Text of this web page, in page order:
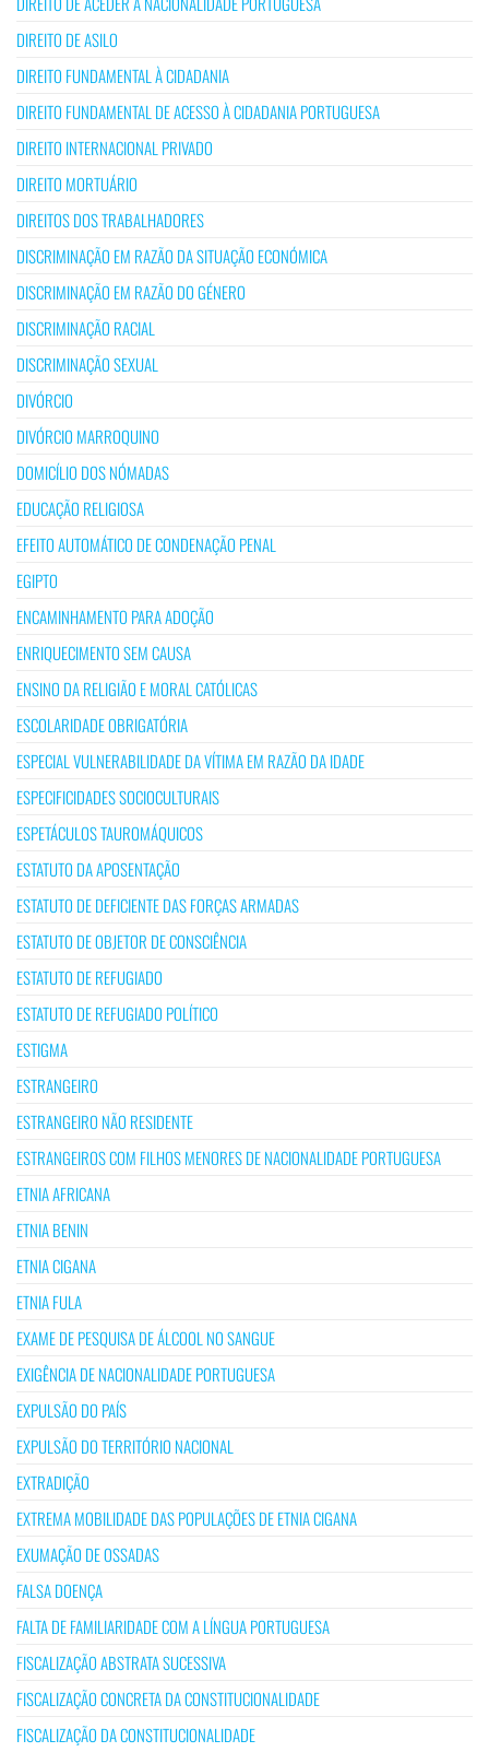
DIREITO DE ASILO
DIREITO FUNDAMENTAL À CIDADANIA
DIREITO FUNDAMENTAL DE ACESSO À CIDADANIA PORTUGUESA
DIREITO INTERNACIONAL PRIVADO
DIREITO MORTUÁRIO
DIREITOS DOS TRABALHADORES
DISCRIMINAÇÃO EM RAZÃO DA SITUAÇÃO ECONÓMICA
DISCRIMINAÇÃO EM RAZÃO DO GÉNERO
DISCRIMINAÇÃO RACIAL
DISCRIMINAÇÃO SEXUAL
DIVÓRCIO
DIVÓRCIO MARROQUINO
DOMICÍLIO DOS NÓMADAS
EDUCAÇÃO RELIGIOSA
EFEITO AUTOMÁTICO DE CONDENAÇÃO PENAL
EGIPTO
ENCAMINHAMENTO PARA ADOÇÃO
ENRIQUECIMENTO SEM CAUSA
ENSINO DA RELIGIÃO E MORAL CATÓLICAS
ESCOLARIDADE OBRIGATÓRIA
ESPECIAL VULNERABILIDADE DA VÍTIMA EM RAZÃO DA IDADE
ESPECIFICIDADES SOCIOCULTURAIS
ESPETÁCULOS TAUROMÁQUICOS
ESTATUTO DA APOSENTAÇÃO
ESTATUTO DE DEFICIENTE DAS FORÇAS ARMADAS
ESTATUTO DE OBJETOR DE CONSCIÊNCIA
ESTATUTO DE REFUGIADO
ESTATUTO DE REFUGIADO POLÍTICO
ESTIGMA
ESTRANGEIRO
ESTRANGEIRO NÃO RESIDENTE
ESTRANGEIROS COM FILHOS MENORES DE NACIONALIDADE PORTUGUESA
ETNIA AFRICANA
ETNIA BENIN
ETNIA CIGANA
ETNIA FULA
EXAME DE PESQUISA DE ÁLCOOL NO SANGUE
EXIGÊNCIA DE NACIONALIDADE PORTUGUESA
EXPULSÃO DO PAÍS
EXPULSÃO DO TERRITÓRIO NACIONAL
EXTRADIÇÃO
EXTREMA MOBILIDADE DAS POPULAÇÕES DE ETNIA CIGANA
EXUMAÇÃO DE OSSADAS
FALSA DOENÇA
FALTA DE FAMILIARIDADE COM A LÍNGUA PORTUGUESA
FISCALIZAÇÃO ABSTRATA SUCESSIVA
FISCALIZAÇÃO CONCRETA DA CONSTITUCIONALIDADE
FISCALIZAÇÃO DA CONSTITUCIONALIDADE